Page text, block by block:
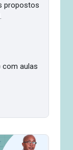
propostos
com aulas
de